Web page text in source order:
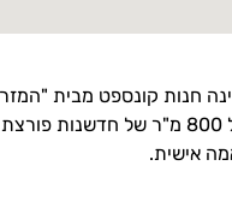
חנות קונספט מבית
המשתרעת על 800 מ"ר של חדשנות
אישית.